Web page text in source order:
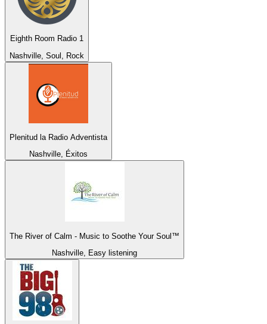
Eighth Room Radio 1
Nashville, Soul, Rock
Plenitud la Radio Adventista
Nashville, Éxitos
The River of Calm - Music to Soothe Your Soul™
Nashville, Easy listening